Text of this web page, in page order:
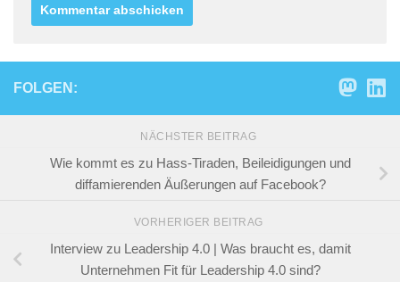
FOLGEN:
NÄCHSTER BEITRAG
Wie kommt es zu Hass-Tiraden, Beileidigungen und
diffamierenden Äußerungen auf Facebook?
VORHERIGER BEITRAG
Interview zu Leadership 4.0 | Was braucht es, damit
Unternehmen Fit für Leadership 4.0 sind?